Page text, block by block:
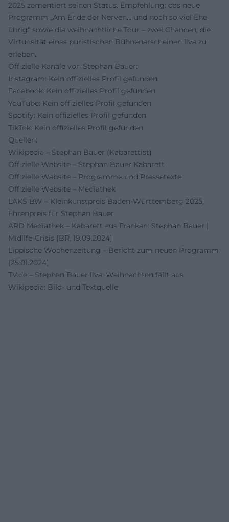
2025 zementiert seinen Status. Empfehlung: das neue
Programm „Am Ende der Nerven… und noch so viel Ehe
übrig“ sowie die weihnachtliche Tour – zwei Chancen, die
Virtuosität eines puristischen Bühnenerscheinen live zu
erleben.
Offizielle Kanäle von Stephan Bauer:
Instagram: Kein offizielles Profil gefunden
Facebook: Kein offizielles Profil gefunden
YouTube: Kein offizielles Profil gefunden
Spotify: Kein offizielles Profil gefunden
TikTok: Kein offizielles Profil gefunden
Quellen:
Wikipedia – Stephan Bauer (Kabarettist)
Offizielle Website – Stephan Bauer Kabarett
Offizielle Website – Programme und Pressetexte
Offizielle Website – Mediathek
LAKS BW – Kleinkunstpreis Baden‑Württemberg 2025,
Ehrenpreis für Stephan Bauer
ARD Mediathek – Kabarett aus Franken: Stephan Bauer |
Midlife‑Crisis (BR, 19.09.2024)
Lippische Wochenzeitung – Bericht zum neuen Programm
(25.01.2024)
TV.de – Stephan Bauer live: Weihnachten fällt aus
Wikipedia: Bild- und Textquelle